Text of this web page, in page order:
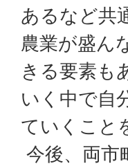
あるなど共
農業が盛ん
きる要素も
いく中で自
ていくこと
今後、両市